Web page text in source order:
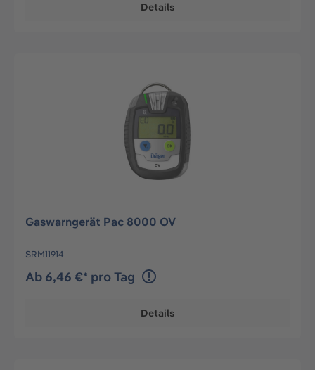
Details
Gaswarngerät Pac 8000 OV
SRM11914
Ab 6,46 €* pro Tag
Details